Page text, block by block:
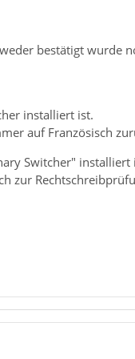
bestätigt wurde
installiert ist.
auf Französisch
Switcher" installiert
zur